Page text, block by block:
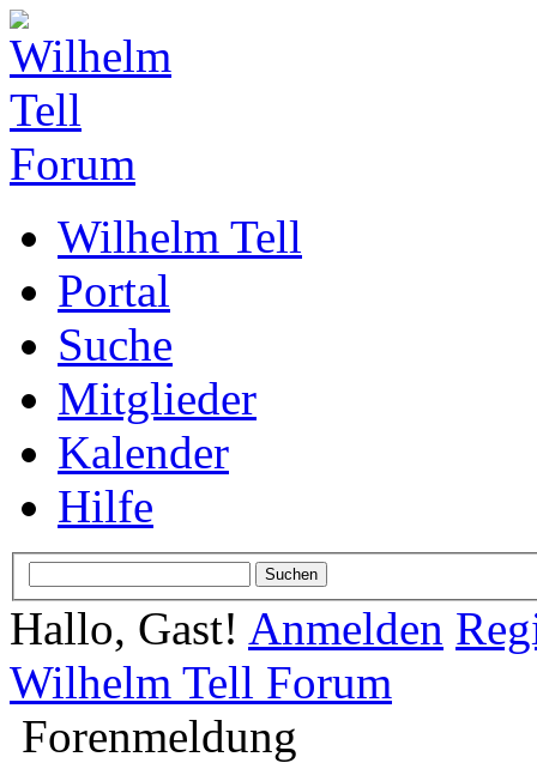
Wilhelm Tell
Portal
Suche
Mitglieder
Kalender
Hilfe
Hallo, Gast! Anmelden
Wilhelm Tell Forum
Forenmeldung